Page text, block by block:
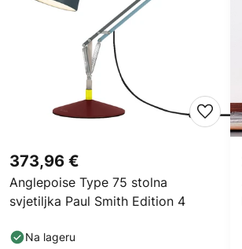
Anglepoise Type 75 stolna
svjetiljka Paul Smith Edition 4
373,96 €
Na lageru